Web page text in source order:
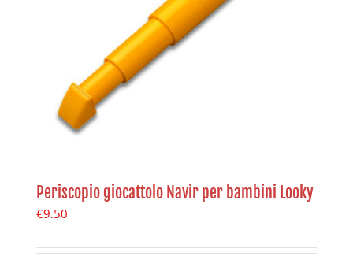
Periscopio giocattolo Navir per bambini Looky
€9.50